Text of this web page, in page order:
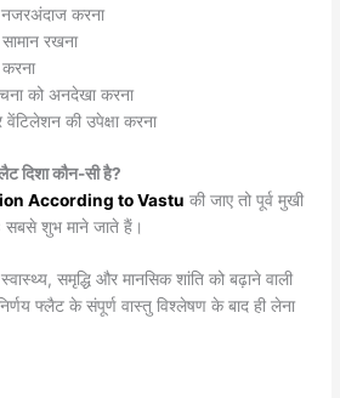
नजरअंदाज करना
सामान रखना
को अनदेखा करना
की उपेक्षा करना
दिशा कौन-सी है?
According to Vastu की जाए तो पूर्व मुखी
सबसे शुभ माने जाते हैं।
समृद्धि और मानसिक शांति को बढ़ाने वाली
फ्लैट के संपूर्ण वास्तु विश्लेषण के बाद ही लेना